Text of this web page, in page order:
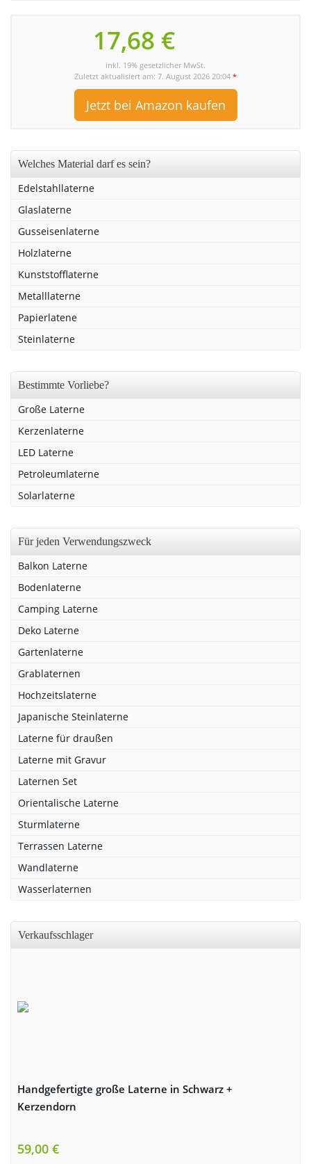
17,68 €
inkl. 19% gesetzlicher MwSt.
Zuletzt aktualisiert am: 7. August 2026 20:04 *
Jetzt bei Amazon kaufen
Welches Material darf es sein?
Edelstahllaterne
Glaslaterne
Gusseisenlaterne
Holzlaterne
Kunststofflaterne
Metalllaterne
Papierlatene
Steinlaterne
Bestimmte Vorliebe?
Große Laterne
Kerzenlaterne
LED Laterne
Petroleumlaterne
Solarlaterne
Für jeden Verwendungszweck
Balkon Laterne
Bodenlaterne
Camping Laterne
Deko Laterne
Gartenlaterne
Grablaternen
Hochzeitslaterne
Japanische Steinlaterne
Laterne für draußen
Laterne mit Gravur
Laternen Set
Orientalische Laterne
Sturmlaterne
Terrassen Laterne
Wandlaterne
Wasserlaternen
Verkaufsschlager
Handgefertigte große Laterne in Schwarz +
Kerzendorn
59,00 €